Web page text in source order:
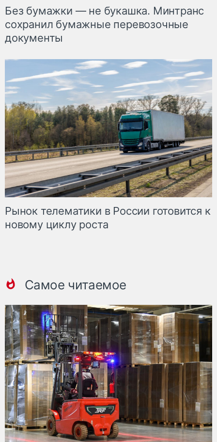
Без бумажки — не букашка. Минтранс
сохранил бумажные перевозочные
документы
Рынок телематики в России готовится к
новому циклу роста
Самое читаемое